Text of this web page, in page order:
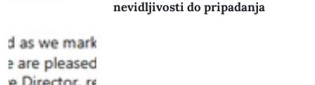
nevidljivosti do pripadanja